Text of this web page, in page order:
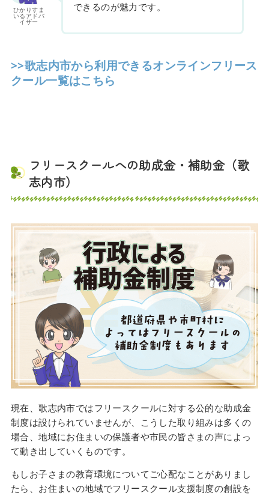
ひかりすま
いるアドバ
イザー
できるのが魅力です。
>>歌志内市から利用できるオンラインフリース
クール一覧はこちら
フリースクールへの助成金・補助金（歌
志内市）
現在、歌志内市ではフリースクールに対する公的な助成金
制度は設けられていませんが、こうした取り組みは多くの
場合、地域にお住まいの保護者や市民の皆さまの声によっ
て動き出していくものです。
もしお子さまの教育環境についてご心配なことがありまし
たら、お住まいの地域でフリースクール支援制度の創設を